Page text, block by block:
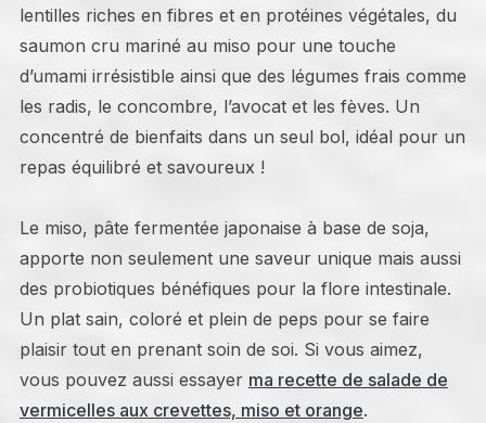
lentilles riches en fibres et en protéines végétales, du
saumon cru mariné au miso pour une touche
d’umami irrésistible ainsi que des légumes frais comme
les radis, le concombre, l’avocat et les fèves. Un
concentré de bienfaits dans un seul bol, idéal pour un
repas équilibré et savoureux !
Le miso, pâte fermentée japonaise à base de soja,
apporte non seulement une saveur unique mais aussi
des probiotiques bénéfiques pour la flore intestinale.
Un plat sain, coloré et plein de peps pour se faire
plaisir tout en prenant soin de soi. Si vous aimez,
vous pouvez aussi essayer ma recette de salade de
vermicelles aux crevettes, miso et orange.